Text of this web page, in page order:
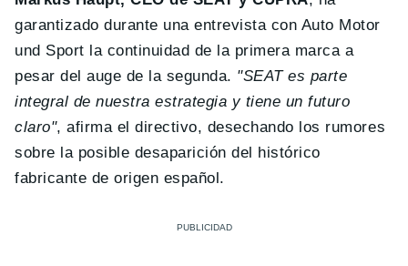
garantizado durante una entrevista con Auto Motor
und Sport la continuidad de la primera marca a
pesar del auge de la segunda. "SEAT es parte
integral de nuestra estrategia y tiene un futuro
claro", afirma el directivo, desechando los rumores
sobre la posible desaparición del histórico
fabricante de origen español.